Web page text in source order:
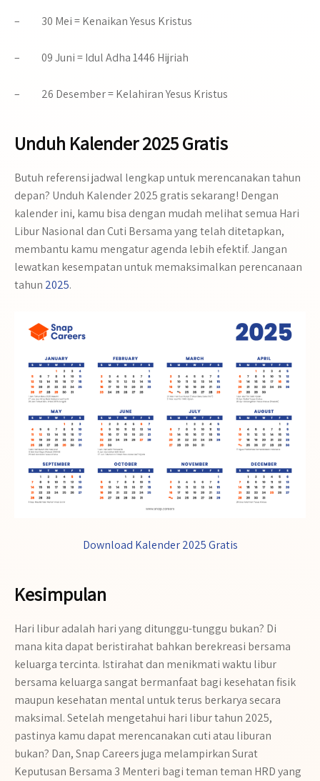
– 30 Mei =Kenaikan Yesus Kristus
– 09 Juni =Idul Adha 1446 Hijriah
– 26 Desember =Kelahiran Yesus Kristus
Unduh Kalender 2025 Gratis
Butuh referensi jadwal lengkap untuk merencanakan tahun
depan? Unduh Kalender 2025 gratis sekarang! Dengan
kalender ini, kamu bisa dengan mudah melihat semua Hari
Libur Nasional dan Cuti Bersama yang telah ditetapkan,
membantu kamu mengatur agenda lebih efektif. Jangan
lewatkan kesempatan untuk memaksimalkan perencanaan
tahun 2025.
Download Kalender 2025 Gratis
Kesimpulan
Hari libur adalah hari yang ditunggu-tunggu bukan? Di
mana kita dapat beristirahat bahkan berekreasi bersama
keluarga tercinta. Istirahat dan menikmati waktu libur
bersama keluarga sangat bermanfaat bagi kesehatan fisik
maupun kesehatan mental untuk terus berkarya secara
maksimal. Setelah mengetahui hari libur tahun 2025,
pastinya kamu dapat merencanakan cuti atau liburan
bukan? Dan, Snap Careers juga melampirkan Surat
Keputusan Bersama 3 Menteri bagi teman teman HRD yang